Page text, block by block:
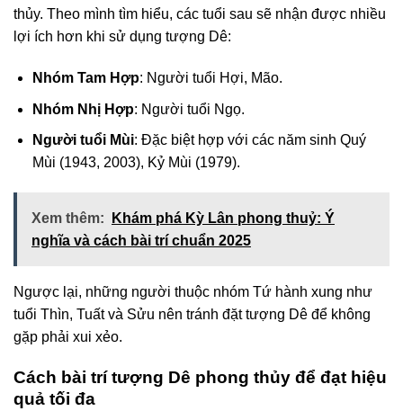
thủy. Theo mình tìm hiểu, các tuổi sau sẽ nhận được nhiều
lợi ích hơn khi sử dụng tượng Dê:
Nhóm Tam Hợp: Người tuổi Hợi, Mão.
Nhóm Nhị Hợp: Người tuổi Ngọ.
Người tuổi Mùi: Đặc biệt hợp với các năm sinh Quý
Mùi (1943, 2003), Kỷ Mùi (1979).
Xem thêm:
Khám phá Kỳ Lân phong thuỷ: Ý
nghĩa và cách bài trí chuẩn 2025
Ngược lại, những người thuộc nhóm Tứ hành xung như
tuổi Thìn, Tuất và Sửu nên tránh đặt tượng Dê để không
gặp phải xui xẻo.
Cách bài trí tượng Dê phong thủy để đạt hiệu
quả tối đa